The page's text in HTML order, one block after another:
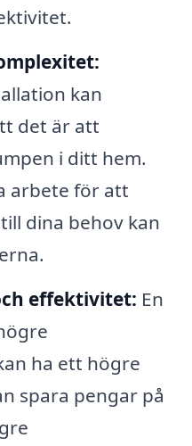
kan
det är att
i ditt hem.
arbete för att
dina behov kan
effektivitet: En
ha ett högre
spara pengar på